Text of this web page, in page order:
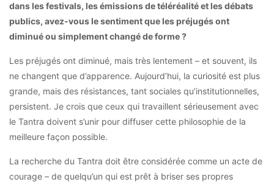
dans les festivals, les émissions de téléréalité et les débats
publics, avez-vous le sentiment que les préjugés ont
diminué ou simplement changé de forme ?
Les préjugés ont diminué, mais très lentement – et souvent, ils
ne changent que d’apparence. Aujourd’hui, la curiosité est plus
grande, mais des résistances, tant sociales qu’institutionnelles,
persistent. Je crois que ceux qui travaillent sérieusement avec
le Tantra doivent s’unir pour diffuser cette philosophie de la
meilleure façon possible.
La recherche du Tantra doit être considérée comme un acte de
courage – de quelqu’un qui est prêt à briser ses propres